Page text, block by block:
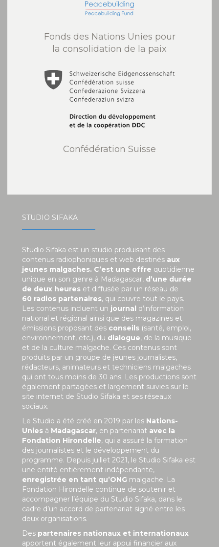
Fonds des Nations Unies pour
la consolidation de la paix
Confédération Suisse
STUDIO SIFAKA
Studio Sifaka est un studio produisant des
contenus radiophoniques et web destinés aux
jeunes malgaches. C’est une offre quotidienne
unique en son genre à Madagascar, d’une durée
de deux heures et diffusée par un réseau de
60 radios partenaires, qui couvre tout le pays.
Les contenus incluent un journal d’information
national et régional ainsi que des magazines et
émissions proposant des conseils (santé, emploi,
environnement, etc.), du dialogue, de la musique
et de la culture malgache. Ces contenus sont
produits par un groupe de jeunes journalistes,
rédacteurs, animateurs et techniciens malgaches
qui ont tous moins de 30 ans. Les productions sont
également partagées et largement suivies sur le
site internet de Studio Sifaka et ses réseaux
sociaux.
Le Studio a été créé en 2019 par les Nations-
Unies à Madagascar, en partenariat avec la
Fondation Hirondelle, qui a assuré la formation
des journalistes et le développement du
programme. Depuis juillet 2021, le Studio Sifaka est
une entité entièrement indépendante,
enregistrée en tant qu’ONG malgache. La
Fondation Hirondelle continue de soutenir et
accompagner l’équipe du Studio Sifaka, dans le
cadre d’un accord de partenariat signé entre les
deux organisations.
Des partenaires nationaux et internationaux
apportent également leur appui financier aux